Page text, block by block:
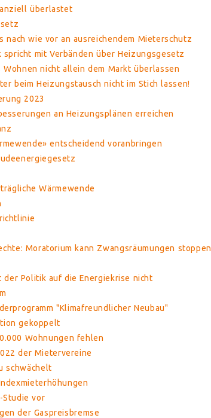
überlastet
wie vor an ausreichendem Mieterschutz
mit Verbänden über Heizungsgesetz
nicht allein dem Markt überlassen
beim Heizungstausch nicht im Stich lassen!
2023
an Heizungsplänen erreichen
entscheidend voranbringen
Wärmewende
Moratorium kann Zwangsräumungen stoppen
Politik auf die Energiekrise nicht
"Klimafreundlicher Neubau"
gekoppelt
Wohnungen fehlen
der Mietervereine
schwächelt
Studie vor
der Gaspreisbremse